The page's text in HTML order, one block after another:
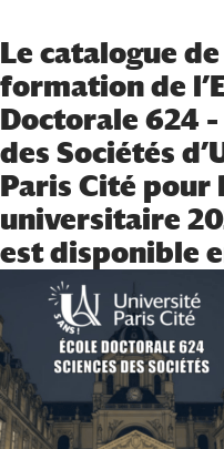
Le catalogue
formation de
Doctorale 624 –
des Sociétés
Paris Cité pour
universitaire
est disponible